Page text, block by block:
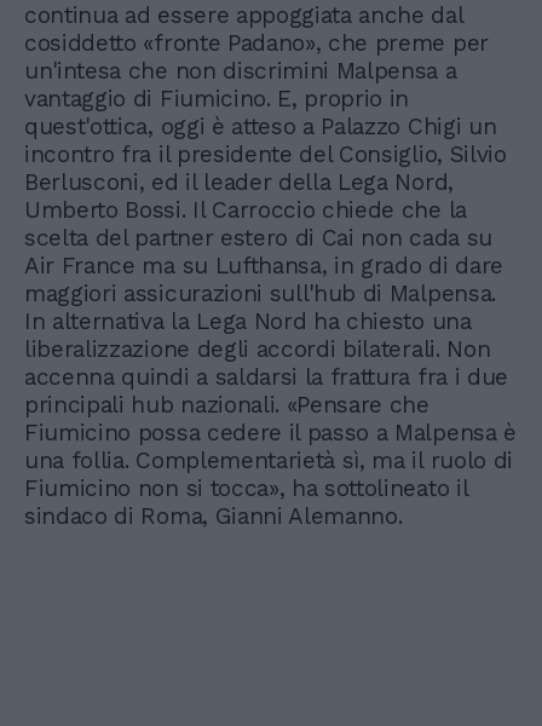
continua ad essere appoggiata anche dal
cosiddetto «fronte Padano», che preme per
un'intesa che non discrimini Malpensa a
vantaggio di Fiumicino. E, proprio in
quest'ottica, oggi è atteso a Palazzo Chigi un
incontro fra il presidente del Consiglio, Silvio
Berlusconi, ed il leader della Lega Nord,
Umberto Bossi. Il Carroccio chiede che la
scelta del partner estero di Cai non cada su
Air France ma su Lufthansa, in grado di dare
maggiori assicurazioni sull'hub di Malpensa.
In alternativa la Lega Nord ha chiesto una
liberalizzazione degli accordi bilaterali. Non
accenna quindi a saldarsi la frattura fra i due
principali hub nazionali. «Pensare che
Fiumicino possa cedere il passo a Malpensa è
una follia. Complementarietà sì, ma il ruolo di
Fiumicino non si tocca», ha sottolineato il
sindaco di Roma, Gianni Alemanno.